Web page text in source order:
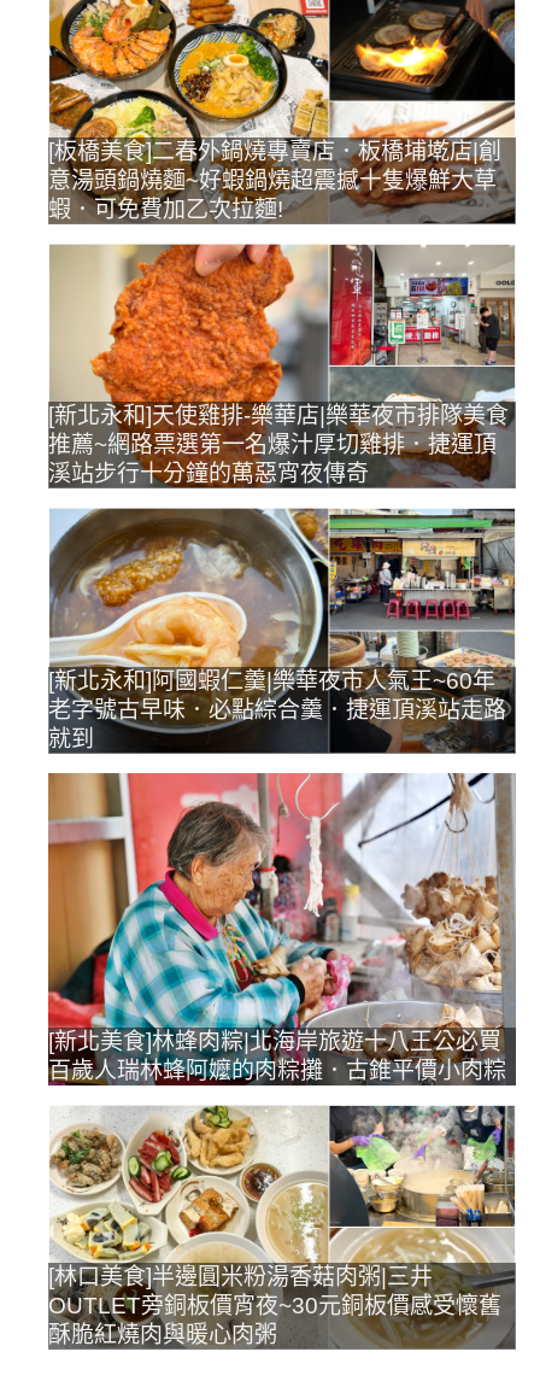
[板橋美食]二春外鍋燒專賣店．板橋埔墘店|創
意湯頭鍋燒麵~好蝦鍋燒超震撼十隻爆鮮大草
蝦．可免費加乙次拉麵!
[新北永和]天使雞排-樂華店|樂華夜市排隊美食
推薦~網路票選第一名爆汁厚切雞排．捷運頂
溪站步行十分鐘的萬惡宵夜傳奇
[新北永和]阿國蝦仁羹|樂華夜市人氣王~60年
老字號古早味．必點綜合羹．捷運頂溪站走路
就到
[新北美食]林蜂肉粽|北海岸旅遊十八王公必買
百歲人瑞林蜂阿嬤的肉粽攤．古錐平價小肉粽
[林口美食]半邊圓米粉湯香菇肉粥|三井
OUTLET旁銅板價宵夜~30元銅板價感受懷舊
酥脆紅燒肉與暖心肉粥